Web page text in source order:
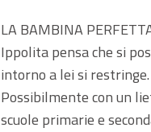
LA BAMBINA
Ippolita pensa che si
intorno a lei si
Possibilmente con un
scuole primarie e